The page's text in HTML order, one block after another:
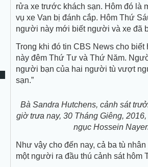
rửa xe trước khách sạn. Hôm đó là
vụ xe Van bị đánh cắp. Hôm Thứ
người này mới biết người và xe đã
Trong khi đó tin CBS News cho
này đêm Thứ Tư và Thứ Năm.
người bạn của hai người tù vượt
sạn.”
Bà Sandra Hutchens, cảnh sát
giờ trưa nay, 30 Tháng Giêng,
ngục Hossein
Như vậy cho đến nay, cả ba tù
một người ra đầu thú cảnh sát hôm